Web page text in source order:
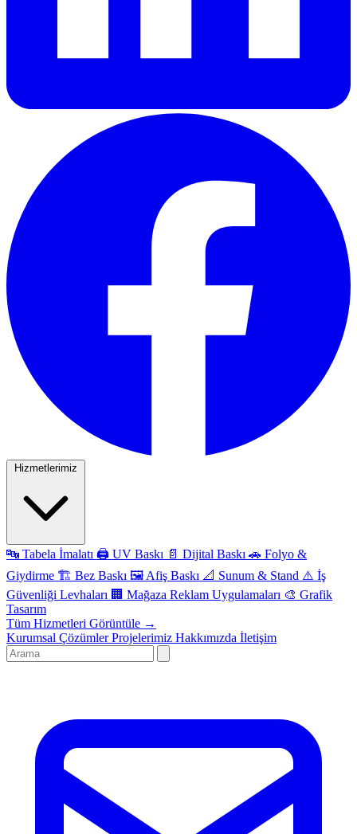
🔤 Tabela İmalatı 🖨️ UV Baskı 📄 Dijital Baskı 🚗 Folyo &
Giydirme 🏗️ Bez Baskı 🖼️ Afiş Baskı 📐 Sunum & Stand ⚠️ İş
Güvenliği Levhaları 🏢 Mağaza Reklam Uygulamaları 🎨 Grafik
Tasarım
Tüm Hizmetleri Görüntüle →
Kurumsal ÇözümlerProjelerimiz Hakkımızda İletişim